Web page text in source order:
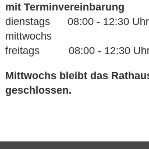
mit Terminvereinbarung
dienstags 08:00 - 12:30
mittwochs 14:00
freitags 08:00 - 12:30
Mittwochs bleibt das
geschlossen.